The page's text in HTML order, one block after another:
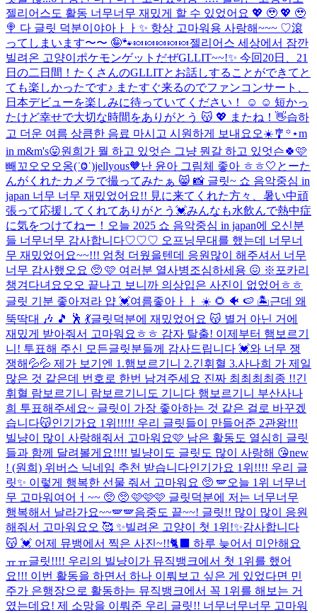
젤리어스도 활동 너무너무 재밌게 할 수 있었어요 💖 🥹 💖 🥹
🍭 다 글릿 덕분이야아ㅏㅏ✨ 항상 고마워용 사랑해~~~ ♡滾
ってしまいます〜〜 🤪🐾🍬🍬🍬🍬🍬젤리어스 세상에서 잠깐
빌려온 고양이 ポケモンゲットだぜGLLIT~~!✨ 今回20日、21
日の二日間！たくさんのGLLITとお話しすることができてと
ても楽しかったです♪ またすぐ来るのでファンコンサート、
日本デビューを楽しみに待っていてください！ ☺️ ☺️ 短かっ
たけど幸せで大切な時間をありがとう 😽 💖 またね！👋습하
고 더운 여름 상큼한 음료 마시고 시원하게 보내요오☀️️🎐꙳⋆m
in m&m's😛원희가 뭘 하고 있엇슨 그냥 뭔갈 하고 있엇슨🍀🩷
빼꼬오오오옹(‎‎‎˙Ⱉ˙)jellyous🧡난 윤아 그림체 좋아 ㅎㅎ🤍 とーた
んがくれたカメラで撮ってみたぁ 😸 📸 글릿~ 쇼 음악중심 in
japan 너무 너무 재밌었어요!! 見に来てくれた方々、暑い中頑
張って応援してくれてありがとう💓みんなも水飲んで熱中症
に気をつけてねー！ 오늘 2025 쇼 음악중심 in japan에 오신분
들 너무너무 감사합니다♡♡♡ 오프닝무대를 했는데 너무너
무 재밌었어요~~!!! 엄청 더웠을텐데 응원많이 해주셔서 너무
너무 감사했오요 🥺 🩷 여러분 열사병조심하세용 😖 ※포카리
챙겨다녀요오오 끝나고 보니까 의상입은 사진이 없었어ㅎㅎ
글릿 기분 좋아져라 얍 💓여름좋아ㅏㅏ ☀️ 🌻 🐠 🍉 🏝️근데 왜
뚝딱대 🎶 🎵 🕺 💃글릿덕분에 재밌었어요 😽 별거 아닌 거에
재밌게 받아줘서 고마워요ㅎㅎ 감자 탈출! 이제부터 햄보르기
니! 투표해 주신 모든글릿분들께 감사드립니다 💓와 너무 쟁
쟁해💦💦 제가 보기엔 1.햄보르기니 2.긴휘혈 3.사나희 가 제일
많은 것 같은데 번호로 한번 남겨주세요 진짜 최최최최종 !!긴
휘혈 람보르기니 람보르기니도 기니다 햄보르기니 부산사나
희 투표해주세요~ 글릿이 가장 좋아하는 것 같은 걸로 바꾸겠
습니다😽인기가요 1위!!!!! 우리 글릿들이 만들어준 2관왕!!!
빌냥이 많이 사랑해줘서 고마워요🩷 남은 활동도 열심히 글릿
들과 함께 달려볼게요!!!! 빌냥이도 글릿도 많이 사랑해 😘new
! (원희) 위버스 닉네임 추천 받습니다인기가요 1위!!!! 우리 글
릿✨ 이렇게 행복한 선물 줘서 고마워요 🥺 🪽오늘 1위 너무너
무 고마워여어ㅓ~~ 🥺 🥺 🩷🩷🩷 글릿덕분에 저는 너무너무
행복해서 날라가요~~🪽🪽음중도 끝~~! 글릿!! 많이 많이 응원
해줘서 고마워요오 🥰 ✨빌려온 고양이 첫 1위!✨감사합니다
😽 💓 어제 뮤뱅에서 찍은 사진~!!🐈‍⬛ 하루 늦어서 미안해요
ㅠㅠ글릿!!!! 우리의 빌냥이가 뮤직뱅크에서 첫 1위를 했어
요!!! 이번 활동을 하면서 하나 이뤄보고 싶은 게 있었다면 민
주가 은행장으로 활동하는 뮤직뱅크에서 꼭 1위를 해보는 거
였는데요! 제 소망을 이뤄준 우리 글릿!! 너무너무너무 고마워